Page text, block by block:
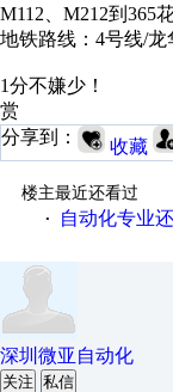
M112、M212到365
地铁路线：4号线/龙
1分不嫌少！
赏
分享到：
收藏
楼主最近还看过
·
自动化专业还有一年半毕
深圳微亚自动化
关注 私信